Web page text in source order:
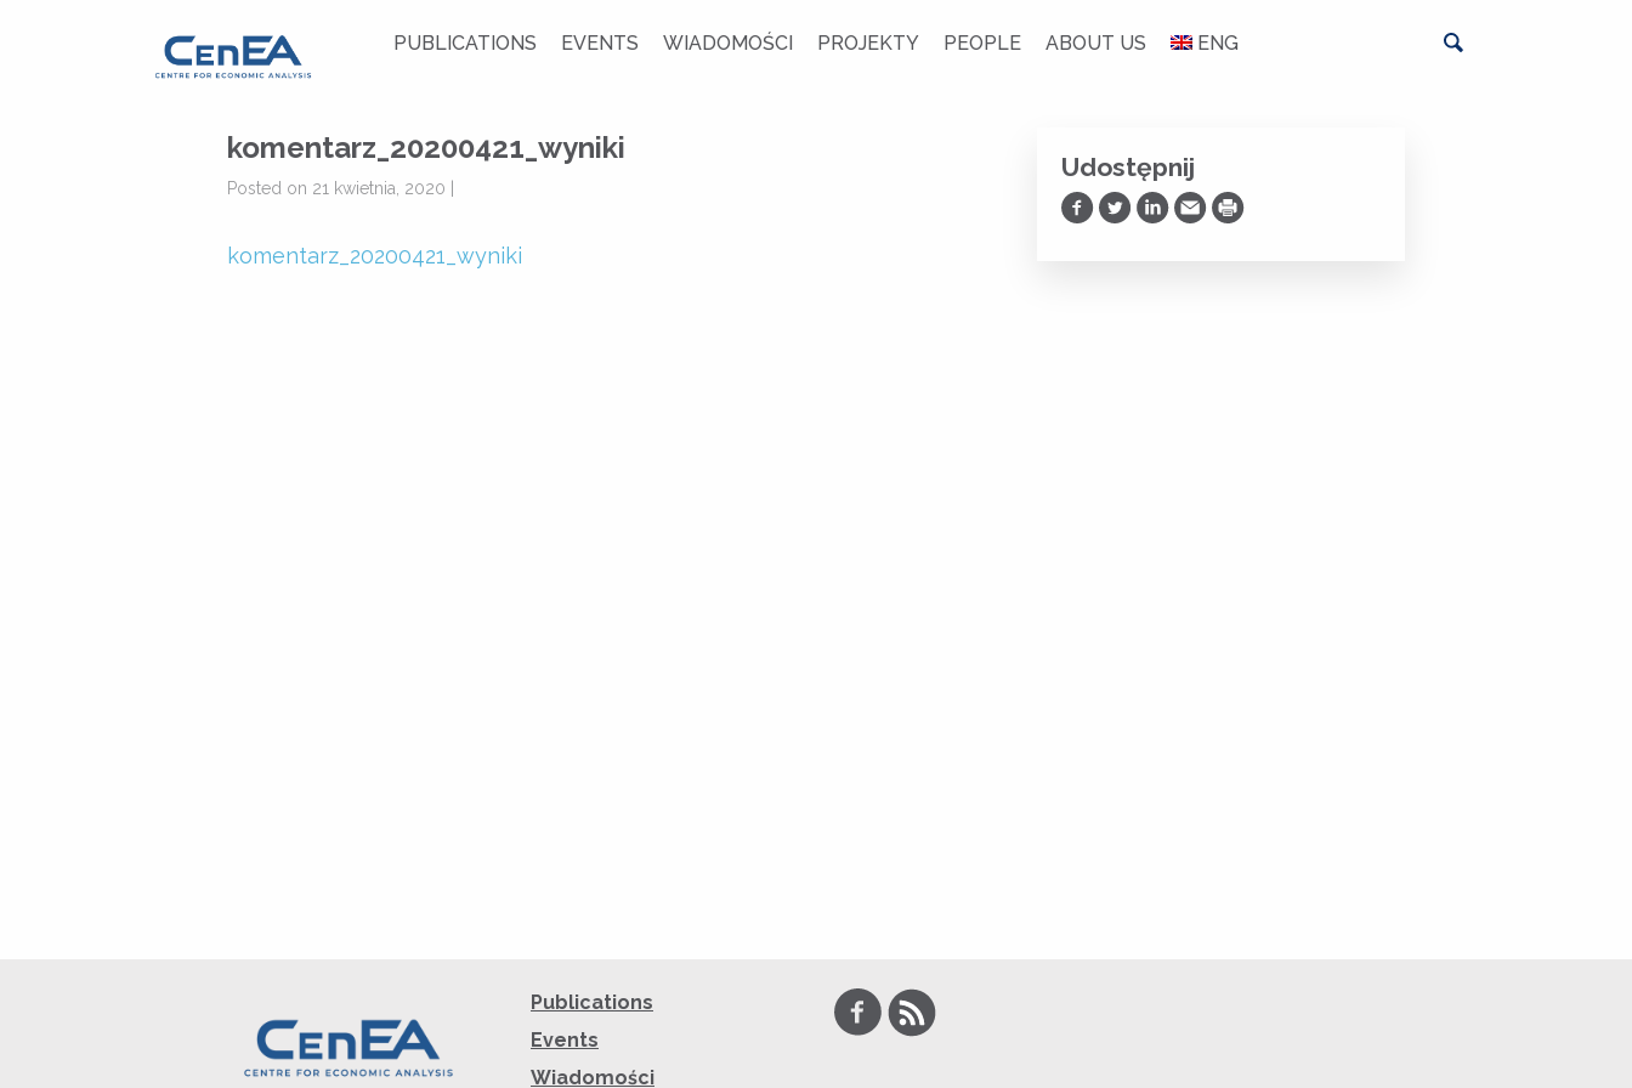
PUBLICATIONS EVENTS WIADOMOŚCI PROJEKTY PEOPLE ABOUT US ENG
komentarz_20200421_wyniki
Posted on 21 kwietnia, 2020 |
komentarz_20200421_wyniki
Udostępnij
Udostępnij na Facebooku
Udostępnij na Twitterze
Udostępnij na LinkedIn
Prześlij Emailem
Drukuj
Publications
Events
Wiadomości
Facebook
RSS